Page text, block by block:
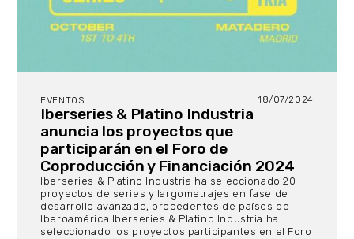
EVENTOS 18/07/2024
Iberseries & Platino Industria
anuncia los proyectos que
participarán en el Foro de
Coproducción y Financiación 2024
Iberseries & Platino Industria ha seleccionado 20
proyectos de series y largometrajes en fase de
desarrollo avanzado, procedentes de países de
Iberoamérica Iberseries & Platino Industria ha
seleccionado los proyectos participantes en el Foro